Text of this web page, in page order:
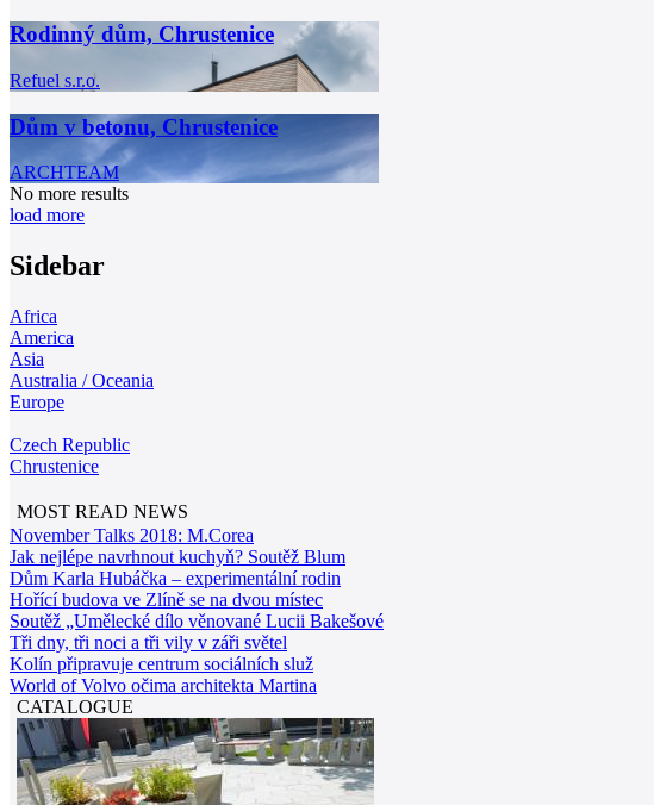
Rodinný dům, Chrustenice
Refuel s.r.o.
Dům v betonu, Chrustenice
ARCHTEAM
No more results
load more
Sidebar
Africa
America
Asia
Australia / Oceania
Europe
Czech Republic
Chrustenice
MOST READ NEWS
November Talks 2018: M.Corea
Jak nejlépe navrhnout kuchyň? Soutěž Blum
Dům Karla Hubáčka – experimentální rodin
Hořící budova ve Zlíně se na dvou místec
Soutěž „Umělecké dílo věnované Lucii Bakešové
Tři dny, tři noci a tři vily v záři světel
Kolín připravuje centrum sociálních služ
World of Volvo očima architekta Martina
CATALOGUE